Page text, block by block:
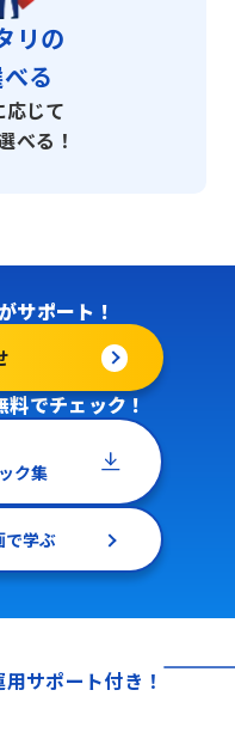
リの
る
応じて
べる！
サポート！
でチェック！
ク集
で学ぶ
サポート付き！